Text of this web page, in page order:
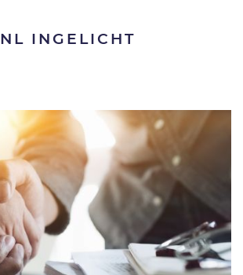
NL INGELICHT